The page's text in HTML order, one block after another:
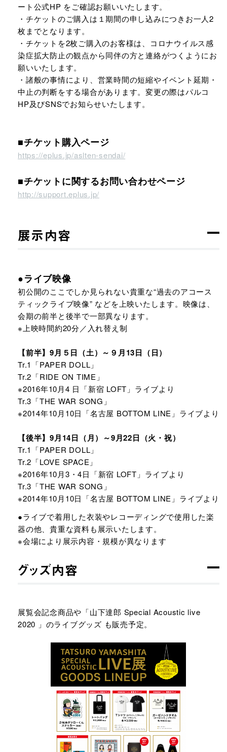
ート公式HP をご確認お願いいたします。
・チケットのご購入は１期間の申し込みにつきお一人2
枚までとなります。
・チケットを2枚ご購入のお客様は、コロナウイルス感
染症拡大防止の観点から同伴の方と連絡がつくようにお
願いいたします。
・諸般の事情により、営業時間の短縮やイベント延期・
中止の判断をする場合があります。変更の際はパルコ
HP及びSNSでお知らせいたします。
■チケット購入ページ
https://eplus.jp/aslten-sendai/
■チケットに関するお問い合わせページ
http://support.eplus.jp/
展示内容
●ライブ映像
初公開のここでしか見られない貴重な“過去のアコース
ティックライブ映像” などを上映いたします。映像は、
会期の前半と後半で一部異なります。
※上映時間約20分／入れ替え制
【前半】9月５日（土）～９月13日（日）
Tr.1「PAPER DOLL」
Tr.2「RIDE ON TIME」
※2016年10月4 日「新宿 LOFT」ライブより
Tr.3「THE WAR SONG」
※2014年10月10日「名古屋 BOTTOM LINE」ライブより
【後半】9月14日（月）～9月22日（火・祝）
Tr.1「PAPER DOLL」
Tr.2「LOVE SPACE」
※2016年10月3・4日「新宿 LOFT」ライブより
Tr.3「THE WAR SONG」
※2014年10月10日「名古屋 BOTTOM LINE」ライブより
●ライブで着用した衣装やレコーディングで使用した楽
器の他、貴重な資料も展示いたします。
※会場により展示内容・規模が異なります
グッズ内容
展覧会記念商品や「山下達郎 Special Acoustic live
2020 」のライブグッズ も販売予定。